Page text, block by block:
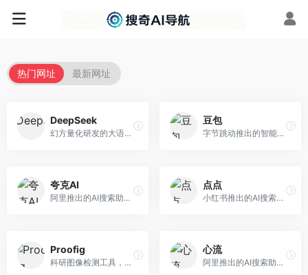
热门网址 最新网址
DeepSeek
幻方量化研发的大语言模型平台，专注于深度推理和代码生成能力。面向开发者、研究人员和技术爱好者，提供强大的逻辑推理和数学计算功能，开源生态完善，API接口友好。
豆包
字节跳动推出的智能对话助手平台，提供文本创作、知识问答、英语学习等多种AI服务。面向普通用户和内容创作者，支持多轮对话和文件解析，免费使用，响应速度快，中文理解能力强。
夸克AI
阿里推出的AI搜索助手，整合搜索与AI功能。面向年轻用户，提供智能搜索、文档处理、学习辅助等服务，与夸克生态深度整合。
点点
小红书推出的AI搜索应用，专注于生活方式内容搜索。面向小红书用户，提供生活攻略、消费决策、内容推荐等服务，生活方式内容丰富。
Proofig
科研图像检测工具，专注于学术图像完整性验证。面向科研人员，提供图像检测、重复分析、报告生成等服务，学术检测专业。
心流
阿里推出的AI搜索助手，专注于智能信息获取。面向普通用户，提供智能搜索、内容整理、知识问答等服务，与阿里生态深度整合。